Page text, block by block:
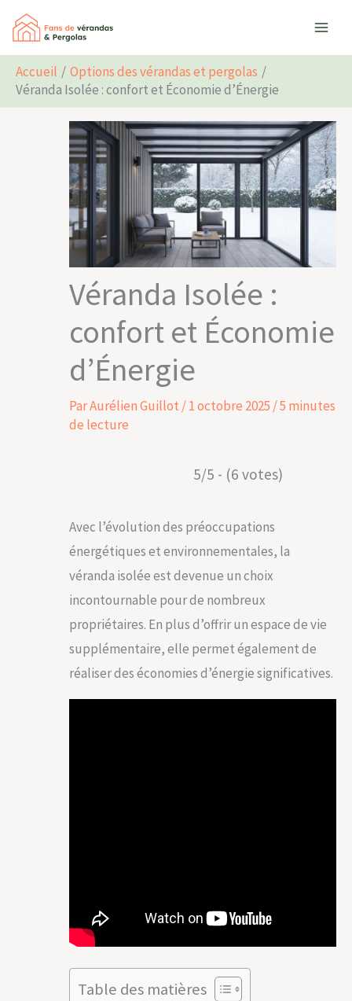
Aller
contenu
Accueil
Options des vérandas et pergolas
Véranda Isolée : confort et Économie d’Énergie
Véranda Isolée :
confort et Économie
d’Énergie
ParAurélien Guillot /1 octobre 2025 /5 minutes
de lecture
5/5 - (6 votes)
Avec l’évolution des préoccupations
énergétiques et environnementales, la
véranda isolée est devenue un choix
incontournable pour de nombreux
propriétaires. En plus d’offrir un espace de vie
supplémentaire, elle permet également de
réaliser des économies d’énergie significatives.
Table des matières
Rechercher